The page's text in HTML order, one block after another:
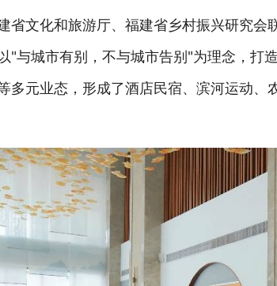
省文化和旅游厅、福建省乡村振兴研究
"与城市有别，不与城市告别"为理念，打
多元业态，形成了酒店民宿、滨河运动